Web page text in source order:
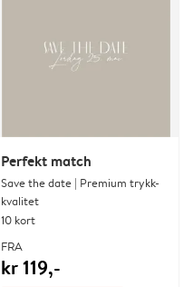
Perfekt match
Save the date | Premium trykk-
kvalitet
10 kort
FRA
kr 119,-